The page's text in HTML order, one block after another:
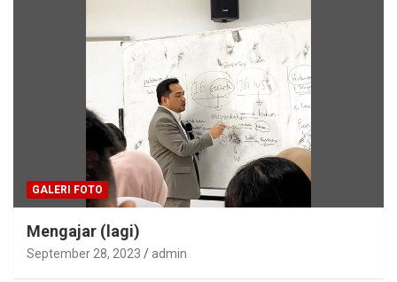
GALERI FOTO
Mengajar (lagi)
September 28, 2023 admin